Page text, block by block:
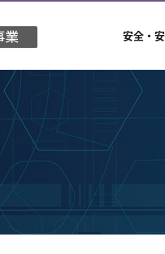
安全・